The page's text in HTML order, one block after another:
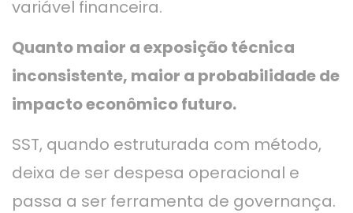
variável financeira.
Quanto maior a exposição técnica
inconsistente, maior a probabilidade de
impacto econômico futuro.
SST, quando estruturada com método,
deixa de ser despesa operacional e
passa a ser ferramenta de governança.